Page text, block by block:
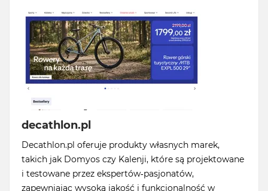
decathlon.pl
Decathlon.pl oferuje produkty własnych marek,
takich jak Domyos czy Kalenji, które są projektowane
i testowane przez ekspertów-pasjonatów,
zapewniając wysoką jakość i funkcjonalność w